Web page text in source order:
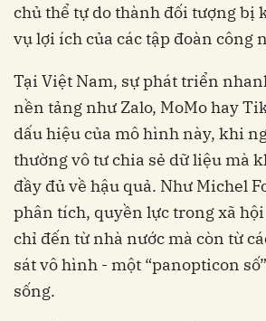
chủ thể tự do thành đối tượng bị
vụ lợi ích của các tập đoàn công
Tại Việt Nam, sự phát triển
nền tảng như Zalo, MoMo hay
dấu hiệu của mô hình này, khi
thường vô tư chia sẻ dữ liệu mà
đầy đủ về hậu quả. Như Michel
phân tích, quyền lực trong xã
chỉ đến từ nhà nước mà còn từ
sát vô hình - một “panopticon
sống.